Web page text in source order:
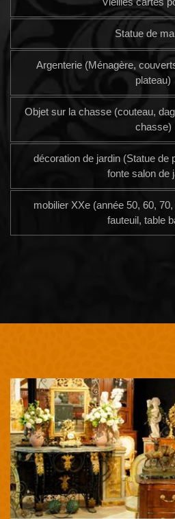
Statue de
Argenterie (Ménagère,
plateau)
Objet sur la chasse (couteau,
chasse)
décoration de jardin (Statue de
fonte salon de
mobilier XXe (année 50, 60,
fauteuil, table